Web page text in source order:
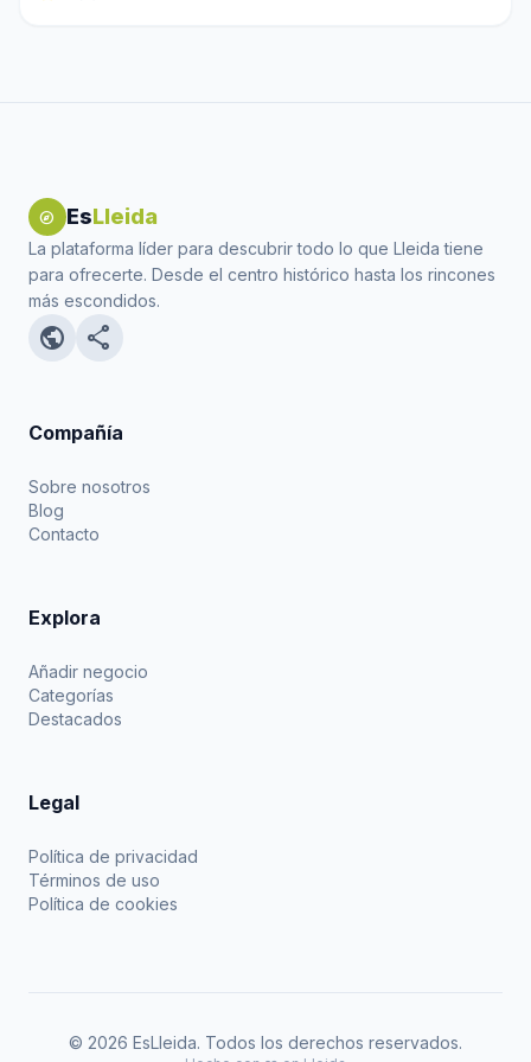
explore EsLleida
La plataforma líder para descubrir todo lo que Lleida tiene
para ofrecerte. Desde el centro histórico hasta los rincones
más escondidos.
public share
Compañía
Sobre nosotros
Blog
Contacto
Explora
Añadir negocio
Categorías
Destacados
Legal
Política de privacidad
Términos de uso
Política de cookies
© 2026 EsLleida. Todos los derechos reservados.